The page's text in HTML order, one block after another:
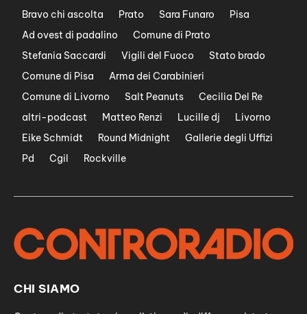
Bravo chi ascolta
Prato Sara Funaro
Pisa
Ad ovest di padalino
Comune di Prato
Stefania Saccardi
Vigili del Fuoco
Stato brado
Comune di Pisa
Arma dei Carabinieri
Comune di Livorno
Salt Peanuts
Cecilia Del Re
altri-podcast
Matteo Renzi Lucille dj
Livorno
Eike Schmidt
Round Midnight
Gallerie degli Uffizi
Pd
Cgil Rockville
CHI SIAMO